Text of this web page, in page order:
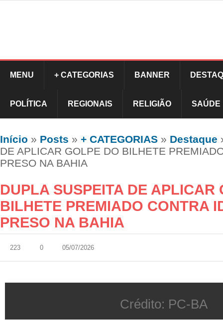
MENU + CATEGORIAS BANNER
POLÍTICA REGIONAIS RELIGIÃO SAÚDE
Início » Posts » + CATEGORIAS » Destaque
DE APLICAR GOLPE DO BILHETE
PRESO NA BAHIA
DUPLA SUSPEITA DE APLICAR
BILHETE PREMIADO CONTRA
PRESO NA BAHIA
223 0 05/07/2026
Crédito: PC-BA